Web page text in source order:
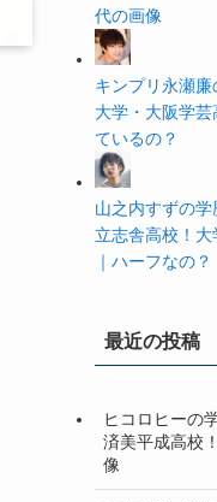
代の画像
キンプリ永瀬
大学・大阪学
ているの？
山之内すずの学
立志舎高校！
｜ハーフなの？
最近の投稿
ヒコロヒーの
済美平成高校
像